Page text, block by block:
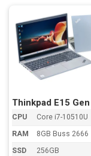
Thinkpad E15 Gen
CPU
Core i7-10510U
RAM
8GB Buss 2666
SSD
256GB